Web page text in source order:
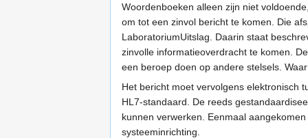
Woordenboeken alleen zijn niet
om tot een zinvol bericht te komen. Die
LaboratoriumUitslag. Daarin staat
zinvolle informatieoverdracht te komen.
een beroep doen op andere stelsels.
Het bericht moet vervolgens elektronisch
HL7-standaard. De reeds
kunnen verwerken. Eenmaal
systeeminrichting.